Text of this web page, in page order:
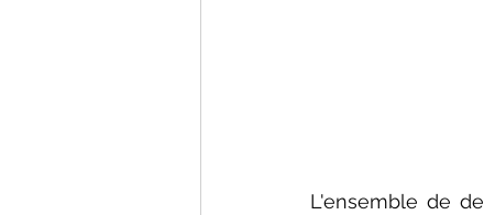
L'ensemble de